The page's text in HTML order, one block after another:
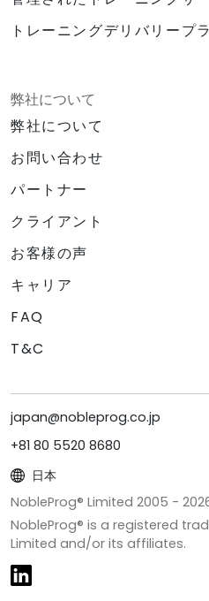
トレーニングデリバリープ
弊社について
弊社について
お問い合わせ
パートナー
クライアント
お客様の声
キャリア
FAQ
T&C
japan@nobleprog.co.jp
+81 80 5520 8680
日本
NobleProg® Limited 2005 -
NobleProg® is a registered
Limited and/or its affiliates.